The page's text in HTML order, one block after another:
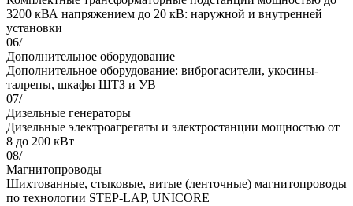
3200 кВА напряжением до 20 кВ: наружной и внутренней
установки
06/
Дополнительное оборудование
Дополнительное оборудование: виброгасители, укосины-
талрепы, шкафы ШТЗ и УВ
07/
Дизельные генераторы
Дизельные электроагрегаты и электростанции мощностью от
8 до 200 кВт
08/
Магнитопроводы
Шихтованные, стыковые, витые (ленточные) магнитопроводы
по технологии STEP-LAP, UNICORE